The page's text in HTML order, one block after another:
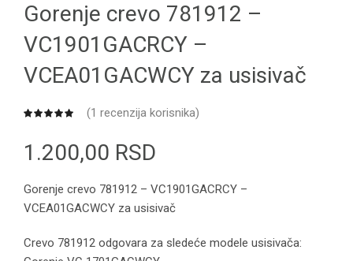
Gorenje crevo 781912 –
VC1901GACRCY –
VCEA01GACWCY za usisivač
(1 recenzija korisnika)
1.200,00 RSD
Gorenje crevo 781912 – VC1901GACRCY –
VCEA01GACWCY za usisivač
Crevo 781912 odgovara za sledeće modele usisivača: